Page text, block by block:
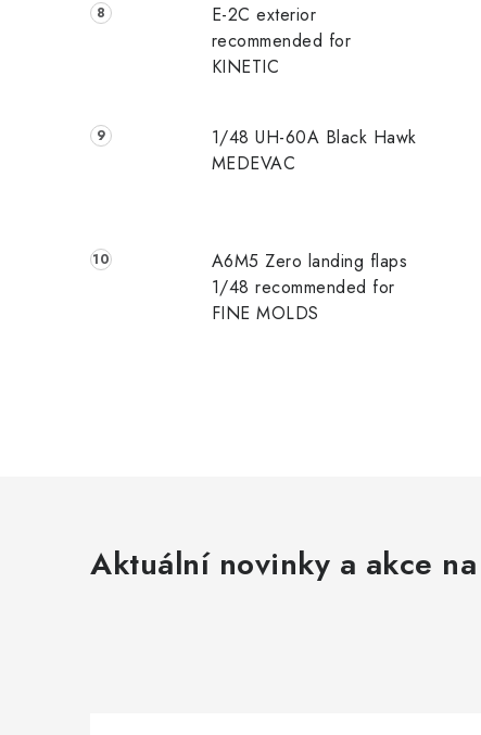
E-2C exterior
recommended for
KINETIC
1/48 UH-60A Black Hawk
MEDEVAC
A6M5 Zero landing flaps
1/48 recommended for
FINE MOLDS
Aktuální novinky a akce